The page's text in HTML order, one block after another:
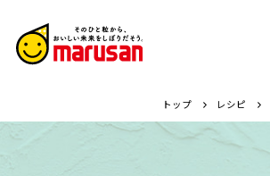
トップ レシピ